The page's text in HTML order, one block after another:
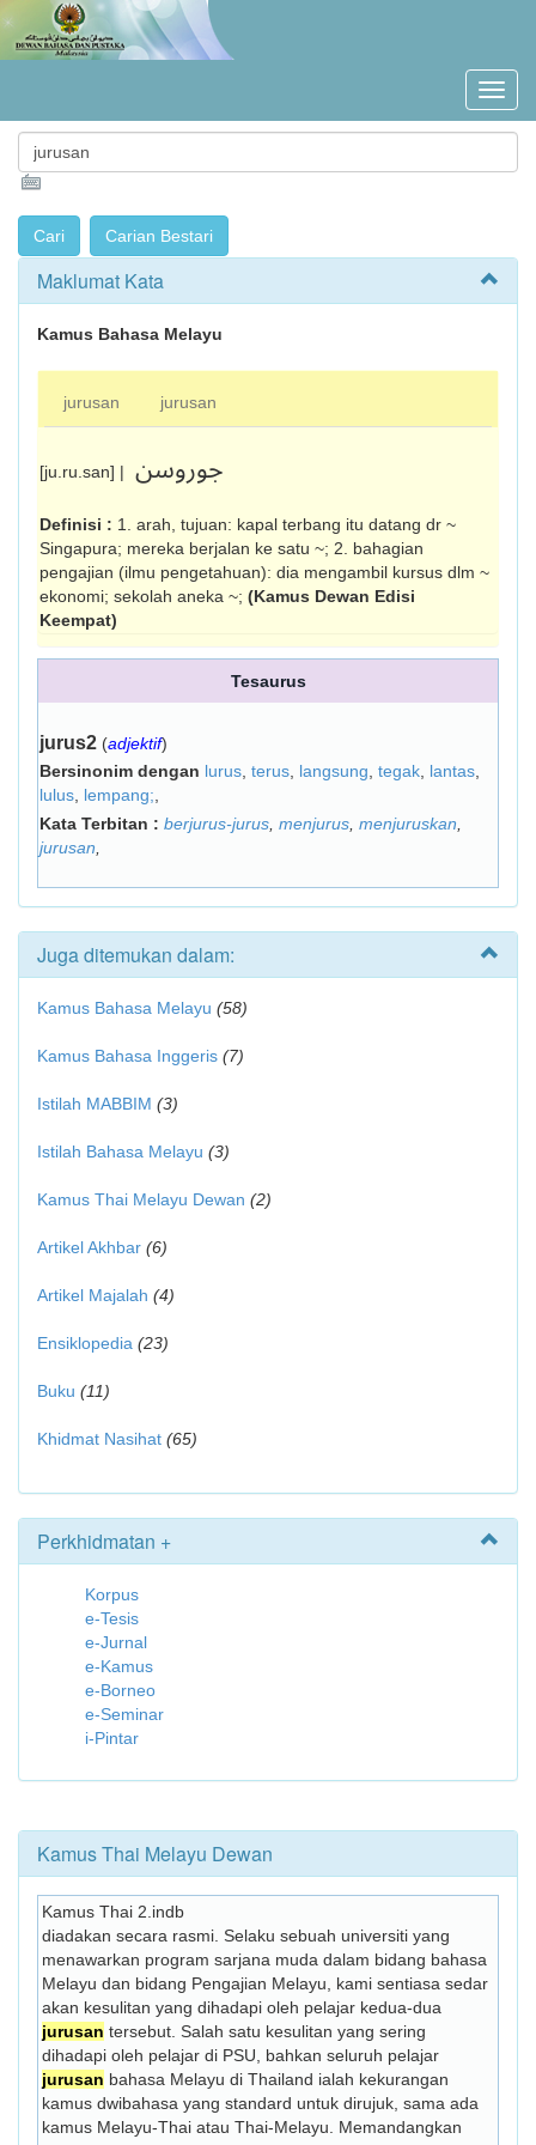
Maklumat Kata
Kamus Bahasa Melayu
jurusan jurusan
[ju.ru.san] | جوروسن
Definisi : 1. arah, tujuan: kapal terbang itu datang dr ~
Singapura; mereka berjalan ke satu ~; 2. bahagian
pengajian (ilmu penge­tahuan): dia mengambil kursus dlm ~
eko­nomi; sekolah aneka ~; (Kamus Dewan Edisi
Keempat)
Tesaurus
jurus2 (adjektif)
Bersinonim dengan lurus terus langsung tegak lantas
lulus lempang;
Kata Terbitan : berjurus-jurus menjurus menjuruskan
jurusan
Juga ditemukan dalam:
Kamus Bahasa Melayu (58)
Kamus Bahasa Inggeris (7)
Istilah MABBIM (3)
Istilah Bahasa Melayu (3)
Kamus Thai Melayu Dewan (2)
Artikel Akhbar (6)
Artikel Majalah (4)
Ensiklopedia (23)
Buku (11)
Khidmat Nasihat (65)
Perkhidmatan +
Korpus
e-Tesis
e-Jurnal
e-Kamus
e-Borneo
e-Seminar
i-Pintar
Kamus Thai Melayu Dewan
Kamus Thai 2.indb
diadakan secara rasmi. Selaku sebuah universiti yang
menawarkan program sarjana muda dalam bidang bahasa
Melayu dan bidang Pengajian Melayu, kami sentiasa sedar
jurusan tersebut. Salah satu kesulitan yang sering
jurusan bahasa Melayu di Thailand ialah kekurangan
kamus dwibahasa yang standard untuk dirujuk, sama ada
kamus Melayu-Thai atau Thai-Melayu. Memandangkan